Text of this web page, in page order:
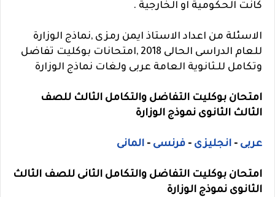
كانت الحكومية او الخارجية .
الاسئلة من اعداد الاستاذ ايمن رمزى ,نماذج الوزارة
للعام الدراسى الحالى 2018 ,
امتحانات بوكليت تفاضل
وتكامل للـثانوية العامة عربى ولغات نماذج الوزارة
امتحان بوكليت التفاضل والتكامل الثالث للصف
الثالث الثانوى نموذج الوزارة
عربى - انجليزى - فرنسى - المانى
امتحان بوكليت التفاضل والتكامل الثانى للصف الثالث
الثانوى نموذج الوزارة